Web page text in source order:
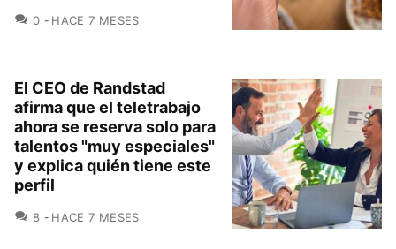
0 COMENTARIOS
HACE 7 MESES
El CEO de Randstad
afirma que el teletrabajo
ahora se reserva solo para
talentos "muy especiales"
y explica quién tiene este
perfil
8 COMENTARIOS
HACE 7 MESES